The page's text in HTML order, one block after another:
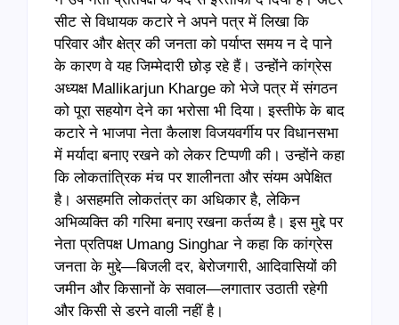
सीट से विधायक कटारे ने अपने पत्र में लिखा कि
परिवार और क्षेत्र की जनता को पर्याप्त समय न दे पाने
के कारण वे यह जिम्मेदारी छोड़ रहे हैं। उन्होंने कांग्रेस
अध्यक्ष Mallikarjun Kharge को भेजे पत्र में संगठन
को पूरा सहयोग देने का भरोसा भी दिया। इस्तीफे के बाद
कटारे ने भाजपा नेता कैलाश विजयवर्गीय पर विधानसभा
में मर्यादा बनाए रखने को लेकर टिप्पणी की। उन्होंने कहा
कि लोकतांत्रिक मंच पर शालीनता और संयम अपेक्षित
है। असहमति लोकतंत्र का अधिकार है, लेकिन
अभिव्यक्ति की गरिमा बनाए रखना कर्तव्य है। इस मुद्दे पर
नेता प्रतिपक्ष Umang Singhar ने कहा कि कांग्रेस
जनता के मुद्दे—बिजली दर, बेरोजगारी, आदिवासियों की
जमीन और किसानों के सवाल—लगातार उठाती रहेगी
और किसी से डरने वाली नहीं है।